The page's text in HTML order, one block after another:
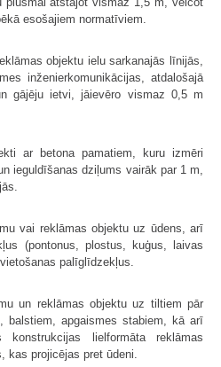
esošajiem normatīviem.
objektu ielu sarkanajās līnijās,
inženierkomunikācijas, atdalošajā
gājēju ietvi, jāievēro vismaz 0,5 m
ar betona pamatiem, kuru izmēri
ieguldīšanas dziļums vairāk par 1 m,
vai reklāmas objektu uz ūdens, arī
(pontonus, plostus, kuģus, laivas
palīglīdzekļus.
un reklāmas objektu uz tiltiem pār
balstiem, apgaismes stabiem, kā arī
lielformāta reklāmas
kas projicējas pret ūdeni.